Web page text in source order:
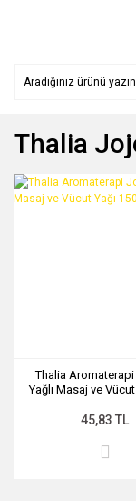
Thalia
Thalia
Yağlı Masaj ve Vücut
45,83 TL